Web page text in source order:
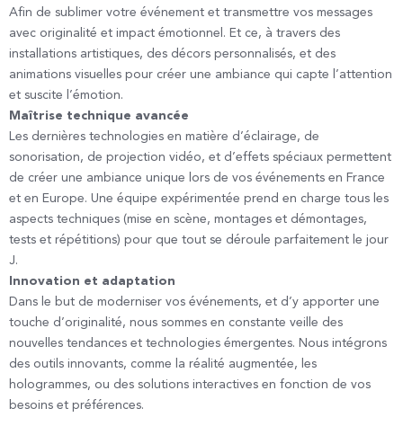
Afin de sublimer votre événement et transmettre vos messages
avec originalité et impact émotionnel. Et ce, à travers des
installations artistiques, des décors personnalisés, et des
animations visuelles pour créer une ambiance qui capte l’attention
et suscite l’émotion.
Maîtrise technique avancée
Les dernières technologies en matière d’éclairage, de
sonorisation, de projection vidéo, et d’effets spéciaux permettent
de créer une ambiance unique lors de vos événements en France
et en Europe. Une équipe expérimentée prend en charge tous les
aspects techniques (mise en scène, montages et démontages,
tests et répétitions) pour que tout se déroule parfaitement le jour
J.
Innovation et adaptation
Dans le but de moderniser vos événements, et d’y apporter une
touche d’originalité, nous sommes en constante veille des
nouvelles tendances et technologies émergentes. Nous intégrons
des outils innovants, comme la réalité augmentée, les
hologrammes, ou des solutions interactives en fonction de vos
besoins et préférences.